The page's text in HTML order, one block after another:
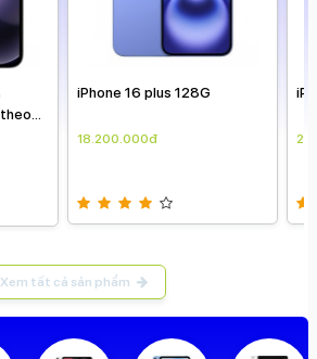
iPhone 16 Promax 256G
24.900.000đ
Xem tất cả sản phẩm